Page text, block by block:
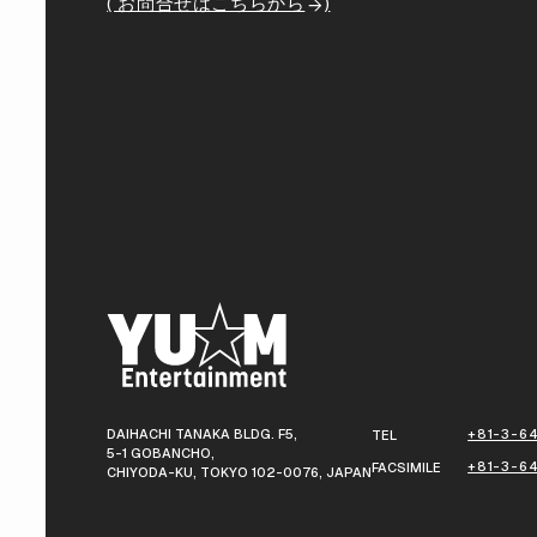
DAIHACHI TANAKA BLDG. F5,
5-1 GOBANCHO,
CHIYODA-KU, TOKYO 102-0076, JAPAN
TEL
+81-3-
FACSIMILE
+81-3-